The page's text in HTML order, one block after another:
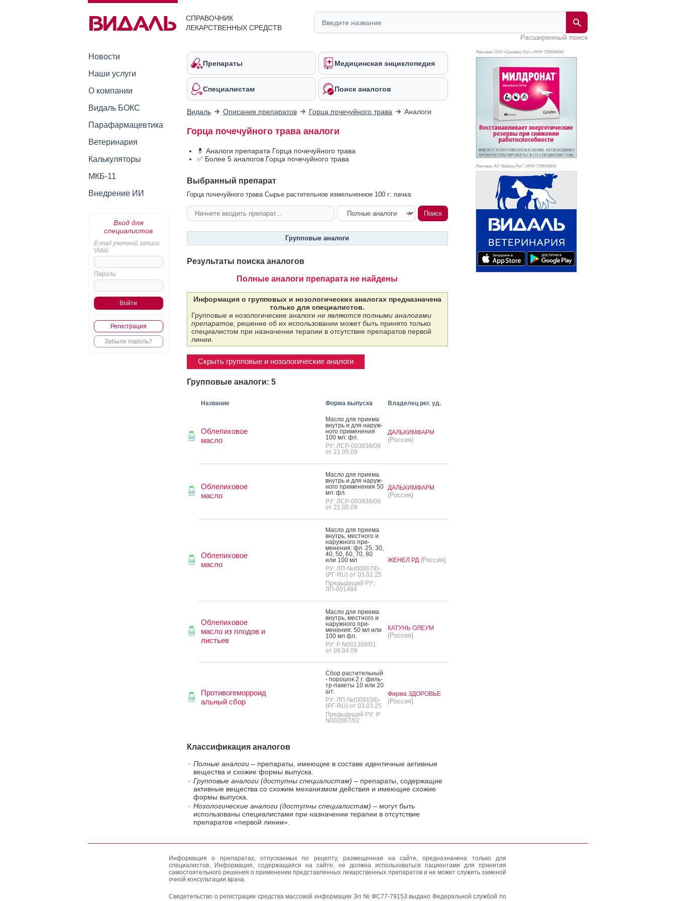
СПРАВОЧНИК
ЛЕКАРСТВЕННЫХ СРЕДСТВ
Расширенный поиск
Новости
Наши услуги
О компании
Видаль БОКС
Парафармацевтика
Ветеринария
Калькуляторы
МКБ-11
Внедрение ИИ
Вход для
специалистов
E-mail учетной записи
Vidal:
Пароль:
Регистрация
Забыли пароль?
Препараты Медицинская энциклопедия
Специалистам Поиск аналогов
Видаль Описания препаратов Горца почечуйного трава Аналоги
Горца почечуйного трава аналоги
💊 Аналоги препарата Горца почечуйного трава
✅ Более 5 аналогов Горца почечуйного трава
Выбранный препарат
Горца почечуйного трава Сырье растительное измельченное 100 г: пачка
Групповые аналоги
Результаты поиска аналогов
Полные аналоги препарата не найдены
Информация о групповых и нозологических аналогах предназначена
только для специалистов.
Групповые и нозологические аналоги не являются полными аналогами
препаратов, решение об их использовании может быть принято только
специалистом при назначении терапии в отсутствие препаратов первой
линии.
Скрыть групповые и нозологические аналоги
Групповые аналоги: 5
Название Форма выпуска Владелец рег. уд.
Облепиховое
масло
Мас­ло для при­ема
внутрь и для на­руж­
но­го при­мене­ния
100 мл: фл.
РУ: ЛСР-003838/09
от 21.05.09
ДАЛЬХИМФАРМ
(Россия)
Облепиховое
масло
Мас­ло для при­ема
внутрь и для на­руж­
но­го при­мене­ния 50
мл: фл.
РУ: ЛСР-003838/09
от 21.05.09
ДАЛЬХИМФАРМ
(Россия)
Облепиховое
масло
Мас­ло для при­ема
внутрь, мес­тно­го и
на­руж­но­го при­
мене­ния: фл. 25, 30,
40, 50, 60, 70, 80
или 100 мл
РУ: ЛП-№(008678)-
(РГ-RU) от 03.02.25
Предыдущий РУ:
ЛП-001484
ЖЕНЕЛ РД (Россия)
Облепиховое
масло из плодов и
листьев
Мас­ло для при­ема
внутрь, мес­тно­го и
на­руж­но­го при­
мене­ния: 50 мл или
100 мл фл.
РУ: Р N001309/01
от 08.04.09
КАТУНЬ ОЛЕУМ
(Россия)
Противогеморроид
альный сбор
Сбор рас­ти­тель­ный
- по­рошок 2 г: филь­
тр-па­кеты 10 или 20
шт.
РУ: ЛП-№(009106)-
(РГ-RU) от 03.03.25
Предыдущий РУ: Р
N002867/02
Фирма ЗДОРОВЬЕ
(Россия)
Классификация аналогов
Полные аналоги– препараты, имеющие в составе идентичные активные
вещества и схожие формы выпуска.
Групповые аналоги (доступны специалистам) – препараты, содержащие
активные вещества со схожим механизмом действия и имеющие схожие
формы выпуска.
Нозологические аналоги (доступны специалистам) – могут быть
использованы специалистами при назначении терапии в отсутствие
препаратов «первой линии».
Реклама. ООО «Гриндекс Рус», ИНН 7726548343
Реклама. АО "Видаль Рус", ИНН 7728043605
Информация о препаратах, отпускаемых по рецепту, размещенная на сайте, предназначена только для
специалистов. Информация, содержащаяся на сайте, не должна использоваться пациентами для принятия
самостоятельного решения о применении представленных лекарственных препаратов и не может служить заменой
очной консультации врача.
Свидетельство о регистрации средства массовой информации Эл № ФС77-79153 выдано Федеральной службой по